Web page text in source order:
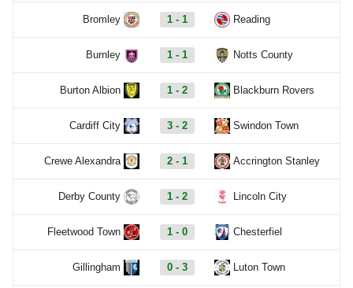
Bromley 1 - 1 Reading
Burnley 1 - 1 Notts County
Burton Albion 1 - 2 Blackburn Rovers
Cardiff City 3 - 2 Swindon Town
Crewe Alexandra 2 - 1 Accrington Stanley
Derby County 1 - 2 Lincoln City
Fleetwood Town 1 - 0 Chesterfiel
Gillingham 0 - 3 Luton Town